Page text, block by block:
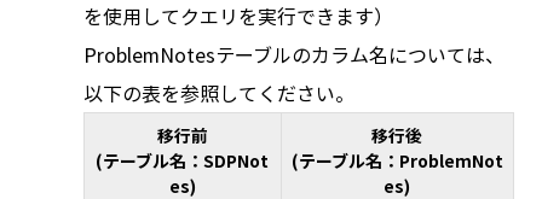
を使用してクエリを実行できます）
ProblemNotesテーブルのカラム名については、
以下の表を参照してください。
移行前
(テーブル名：SDPNot
es)
移行後
(テーブル名：ProblemNot
es)